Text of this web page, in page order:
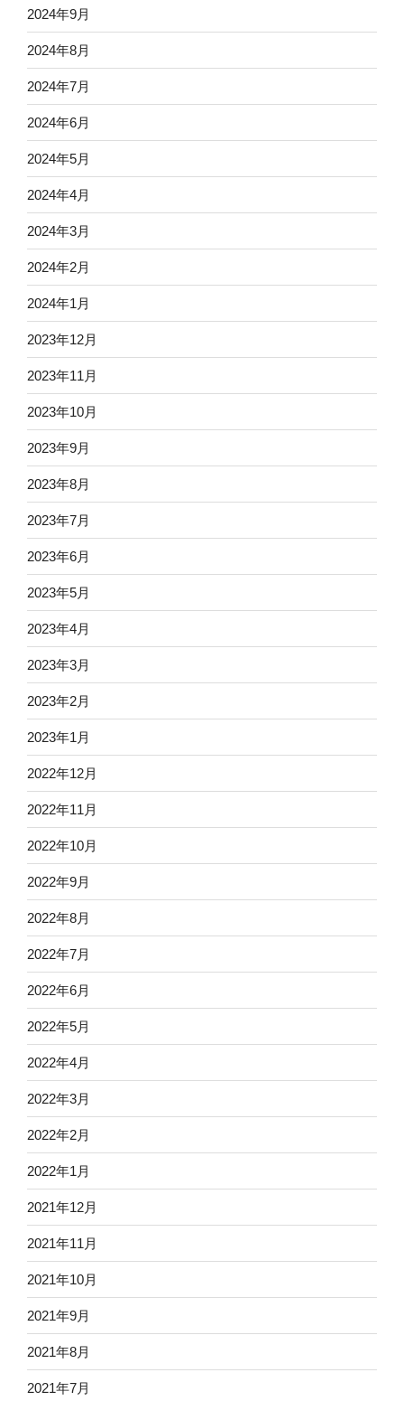
2024年9月
2024年8月
2024年7月
2024年6月
2024年5月
2024年4月
2024年3月
2024年2月
2024年1月
2023年12月
2023年11月
2023年10月
2023年9月
2023年8月
2023年7月
2023年6月
2023年5月
2023年4月
2023年3月
2023年2月
2023年1月
2022年12月
2022年11月
2022年10月
2022年9月
2022年8月
2022年7月
2022年6月
2022年5月
2022年4月
2022年3月
2022年2月
2022年1月
2021年12月
2021年11月
2021年10月
2021年9月
2021年8月
2021年7月